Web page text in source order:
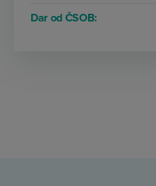
Dar od ČSOB: